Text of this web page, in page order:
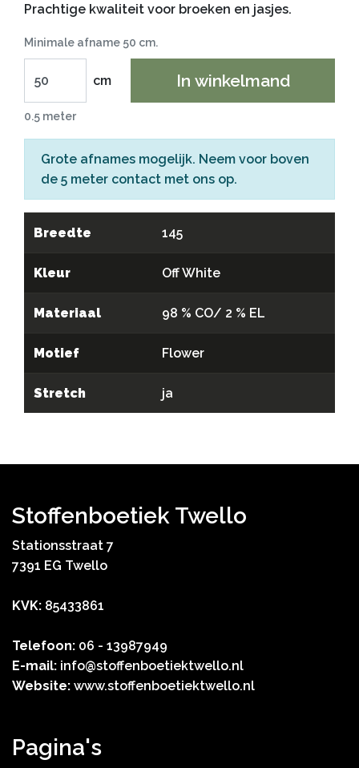
Prachtige kwaliteit voor broeken en jasjes.
Minimale afname 50 cm.
cm In winkelmand
0.5 meter
Grote afnames mogelijk. Neem voor boven
de 5 meter contact met ons op.
Breedte 145
Kleur Off White
Materiaal 98 % CO/ 2 % EL
Motief Flower
Stretch ja
Stoffenboetiek Twello
Stationsstraat 7
7391 EG Twello
KVK: 85433861
Telefoon: 06 - 13987949
E-mail: info@stoffenboetiektwello.nl
Website: www.stoffenboetiektwello.nl
Pagina's